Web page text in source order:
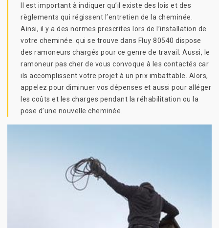
Il est important à indiquer qu’il existe des lois et des
règlements qui régissent l’entretien de la cheminée.
Ainsi, il y a des normes prescrites lors de l’installation de
votre cheminée. qui se trouve dans Fluy 80540 dispose
des ramoneurs chargés pour ce genre de travail. Aussi, le
ramoneur pas cher de vous convoque à les contactés car
ils accomplissent votre projet à un prix imbattable. Alors,
appelez pour diminuer vos dépenses et aussi pour alléger
les coûts et les charges pendant la réhabilitation ou la
pose d’une nouvelle cheminée.